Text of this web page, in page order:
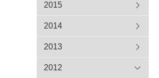
2015
2014
2013
2012